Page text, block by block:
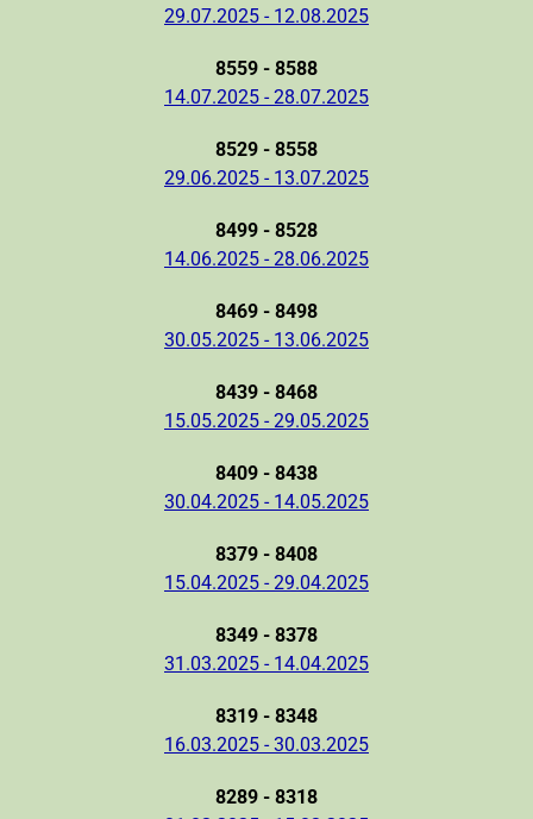
29.07.2025 - 12.08.2025
8559 - 8588
14.07.2025 - 28.07.2025
8529 - 8558
29.06.2025 - 13.07.2025
8499 - 8528
14.06.2025 - 28.06.2025
8469 - 8498
30.05.2025 - 13.06.2025
8439 - 8468
15.05.2025 - 29.05.2025
8409 - 8438
30.04.2025 - 14.05.2025
8379 - 8408
15.04.2025 - 29.04.2025
8349 - 8378
31.03.2025 - 14.04.2025
8319 - 8348
16.03.2025 - 30.03.2025
8289 - 8318